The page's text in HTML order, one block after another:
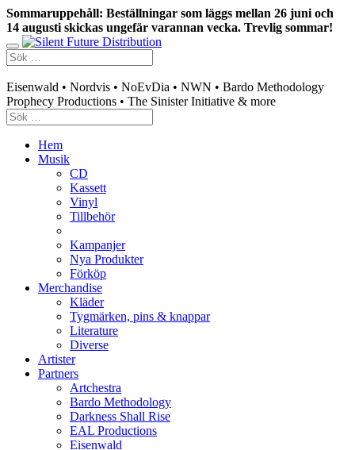
Sommaruppehåll: Beställningar som läggs mellan 26 juni och
14 augusti skickas ungefär varannan vecka. Trevlig sommar!
Eisenwald • Nordvis • NoEvDia • NWN • Bardo Methodology
Prophecy Productions • The Sinister Initiative & more
Hem
Musik
CD
Kassett
Vinyl
Tillbehör
Kampanjer
Nya Produkter
Förköp
Merchandise
Kläder
Tygmärken, pins & knappar
Literature
Diverse
Artister
Partners
Artchestra
Bardo Methodology
Darkness Shall Rise
EAL Productions
Eisenwald